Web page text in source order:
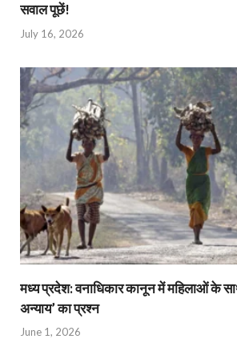
सवाल पूछें!
July 16, 2026
मध्य प्रदेश: वनाधिकार कानून में महिलाओं के
अन्याय’ का प्रश्न
June 1, 2026